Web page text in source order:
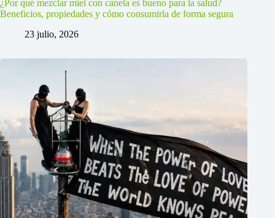
¿Por qué mezclar miel con canela es bueno para la salud?
Beneficios, propiedades y cómo consumirla de forma segura
23 julio, 2026